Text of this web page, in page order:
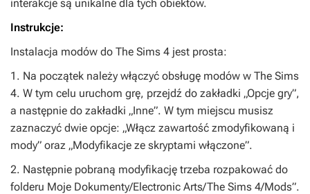
interakcje są unikalne dla tych obiektów.
Instrukcje:
Instalacja modów do The Sims 4 jest prosta:
1. Na początek należy włączyć obsługę modów w The Sims
4. W tym celu uruchom grę, przejdź do zakładki „Opcje gry”,
a następnie do zakładki „Inne”. W tym miejscu musisz
zaznaczyć dwie opcje: „Włącz zawartość zmodyfikowaną i
mody” oraz „Modyfikacje ze skryptami włączone”.
2. Następnie pobraną modyfikację trzeba rozpakować do
folderu Moje Dokumenty/Electronic Arts/The Sims 4/Mods”.